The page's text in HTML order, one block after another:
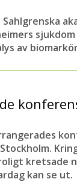
Sahlgrenska
av
kretsade
kan se ut.